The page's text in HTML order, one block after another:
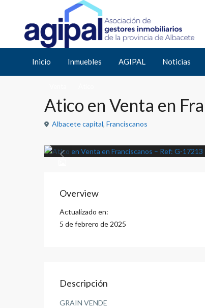
Inicio Inmuebles AGIPAL Noticias
Inicio Ático Atico en Venta en Franciscanos – Ref: G-
Atico en Venta en
Albacete capital, Franciscanos
Previous
Overview
Actualizado en:
5 de febrero de 2025
Descripción
GRAIN VENDE